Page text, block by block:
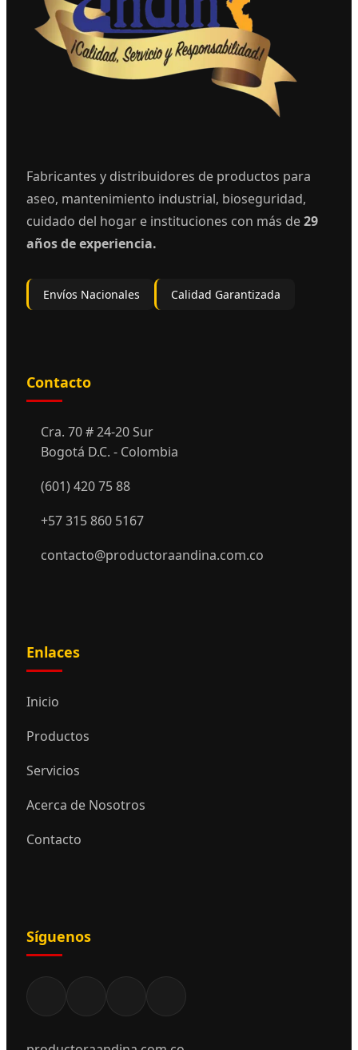
Fabricantes y distribuidores de productos para
aseo, mantenimiento industrial, bioseguridad,
cuidado del hogar e instituciones con más de29
años de experiencia.
Envíos Nacionales Calidad Garantizada
Contacto
Cra. 70 # 24-20 Sur
Bogotá D.C. - Colombia
(601) 420 75 88
+57 315 860 5167
contacto@productoraandina.com.co
Enlaces
Inicio
Productos
Servicios
Acerca de Nosotros
Contacto
Síguenos